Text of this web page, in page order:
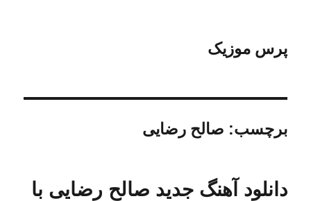
پرس موزیک
برچسب: صالح رضایی
دانلود آهنگ جدید صالح رضایی با